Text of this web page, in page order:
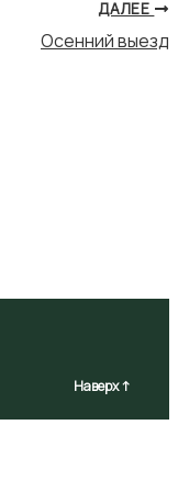
ДАЛЕЕ
Осенний выезд
Наверх ↑